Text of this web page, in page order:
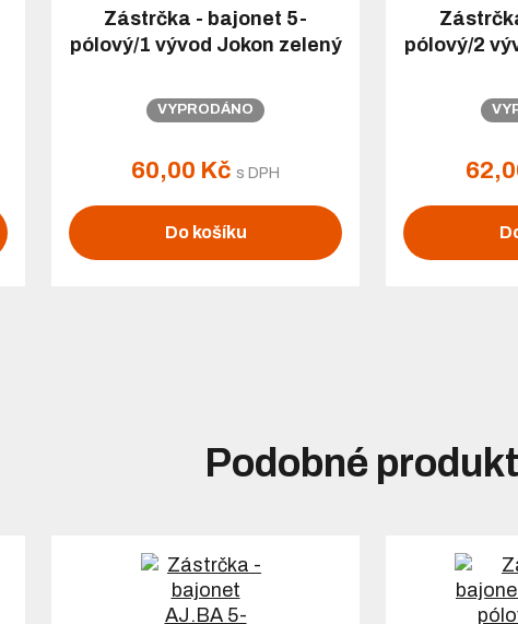
Zástrčka - bajonet 5-
pólový/1 vývod Jokon zelený
VYPRODÁNO
60,00 Kč s DPH
Do košíku
pólový/2
Podobné